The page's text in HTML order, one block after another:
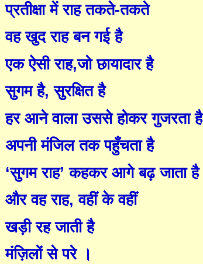
प्रतीक्षा में राह तकते-तकते
वह खुद राह बन गई है
एक ऐसी राह,जो छायादार है
सुगम है, सुरक्षित है
हर आने वाला उससे होकर गुजरता है
अपनी मंजिल तक पहुँचता है
‘सुगम राह’ कहकर आगे बढ़ जाता है
और वह राह,वहीं के वहीं
खड़ी रह जाती है
मंज़िलों से परे ।